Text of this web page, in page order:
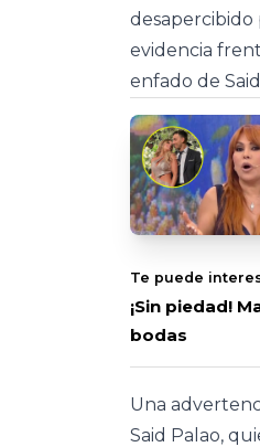
desapercibido
evidencia
enfado de
Te puede
¡Sin piedad!
bodas
Una
Said Palao,